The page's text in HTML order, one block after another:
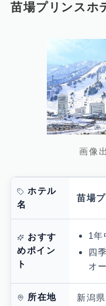
苗場プリンスホ
画像
ホテル
名
苗場
おすす
めポイン
ト
1年
四
オ
所在地 新潟